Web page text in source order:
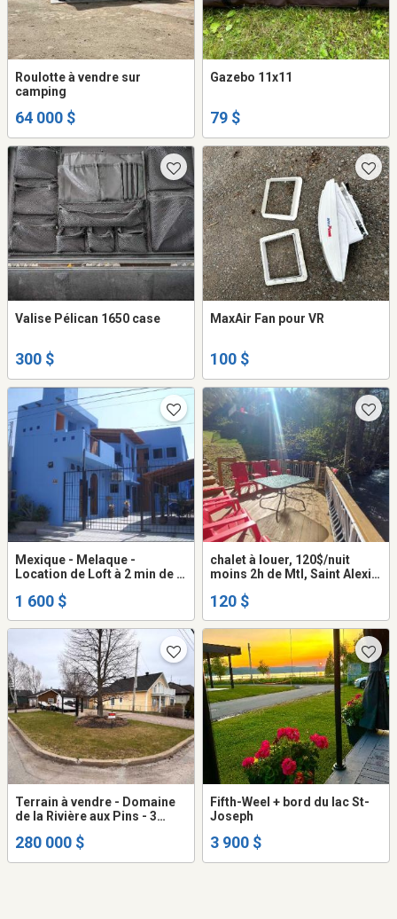
Roulotte à vendre sur
camping
64 000 $
Gazebo 11x11
79 $
Valise Pélican 1650 case
300 $
MaxAir Fan pour VR
100 $
Mexique - Melaque -
Location de Loft à 2 min de la
1 600 $
chalet à louer, 120$/nuit
moins 2h de Mtl, Saint Alexis
120 $
Terrain à vendre - Domaine
de la Rivière aux Pins - 3
280 000 $
Fifth-Weel + bord du lac St-
Joseph
3 900 $